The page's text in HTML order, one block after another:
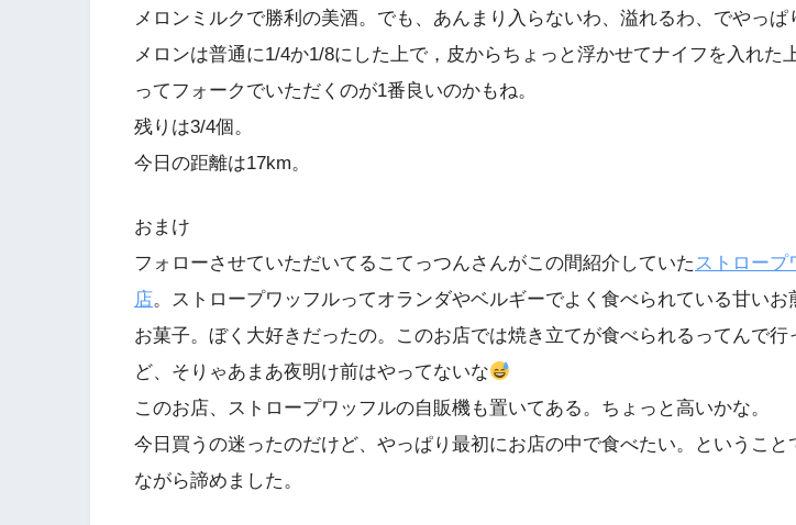
メロンミルクで勝利の美酒。でも、あんまり入らないわ、溢れるわ、でやっぱ
メロンは普通に1/4か1/8にした上で，皮からちょっと浮かせてナイフを入れた
ってフォークでいただくのが1番良いのかもね。
残りは3/4個。
今日の距離は17km。
おまけ
フォローさせていただいてるこてっつんさんがこの間紹介していたストロープ
店。ストロープワッフルってオランダやベルギーでよく食べられている甘いお
お菓子。ぼく大好きだったの。このお店では焼き立てが食べられるってんで行
ど、そりゃあまあ夜明け前はやってないな
このお店、ストロープワッフルの自販機も置いてある。ちょっと高いかな。
今日買うの迷ったのだけど、やっぱり最初にお店の中で食べたい。ということ
ながら諦めました。